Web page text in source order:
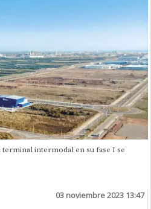
intermodal en su fase I se
03 noviembre 2023 13:47